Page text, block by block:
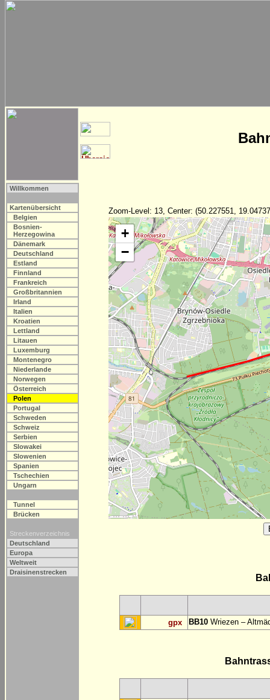
Willkommen
Kartenübersicht
Belgien
Bosnien-
Herzegowina
Dänemark
Deutschland
Estland
Finnland
Frankreich
Großbritannien
Irland
Italien
Kroatien
Lettland
Litauen
Luxemburg
Montenegro
Niederlande
Norwegen
Österreich
Polen
Portugal
Schweden
Schweiz
Serbien
Slowakei
Slowenien
Spanien
Tschechien
Ungarn
Tunnel
Brücken
Streckenverzeichnis
Deutschland
Europa
Weltweit
Draisinenstrecken
Zoom-Level: 13, Center: (50.227551,
+
−
gpx BB10 Wriezen –